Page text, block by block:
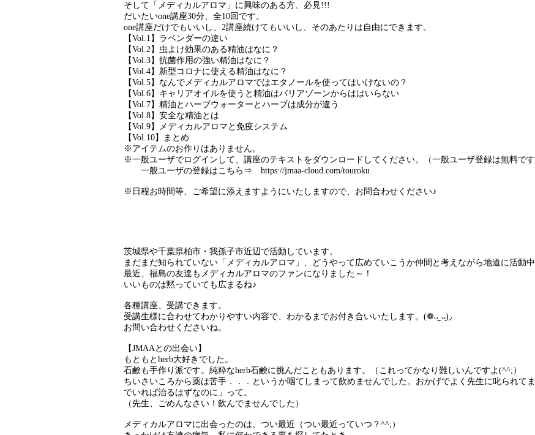
そして「メディカルアロマ」に興味のある方、必見!!!
だいたいone講座30分、全10回です。
one講座だけでもいいし、2講座続けてもいいし、そのあたりは自由にできます。
【Vol.1】ラベンダーの違い
【Vol.2】虫よけ効果のある精油はなに？
【Vol.3】抗菌作用の強い精油はなに？
【Vol.4】新型コロナに使える精油はなに？
【Vol.5】なんでメディカルアロマではエタノールを使ってはいけないの？
【Vol.6】キャリアオイルを使うと精油はバリアゾーンからははいらない
【Vol.7】精油とハーブウォーターとハーブは成分が違う
【Vol.8】安全な精油とは
【Vol.9】メディカルアロマと免疫システム
【Vol.10】まとめ
※アイテムのお作りはありません。
※一般ユーザでログインして、講座のテキストをダウンロードしてください。（一般ユーザ登録は無料です
一般ユーザの登録はこちら⇒ https://jmaa-cloud.com/touroku
※日程お時間等、ご希望に添えますようにいたしますので、お問合わせください♪
茨城県や千葉県柏市・我孫子市近辺で活動しています。
まだまだ知られていない「メディカルアロマ」、どうやって広めていこうか仲間と考えながら地道に活動中
最近、福島の友達もメディカルアロマのファンになりました～！
いいものは黙っていても広まるね♪
各種講座、受講できます。
受講生様に合わせてわかりやすい内容で、わかるまでお付き合いいたします。(❁ᴗ͈ˬᴗ͈)◞
お問い合わせくださいね。
【JMAAとの出会い】
もともとherb大好きでした。
石鹸も手作り派です。純粋なherb石鹸に挑んだこともあります。（これってかなり難しいんですよ(^^;）
ちいさいころから薬は苦手．．．というか咽てしまって飲めませんでした。おかげでよく先生に叱られて
でいれば治るはずなのに」って。
（先生、ごめんなさい！飲んでませんでした）
メディカルアロマに出会ったのは、つい最近（つい最近っていつ？^^;）